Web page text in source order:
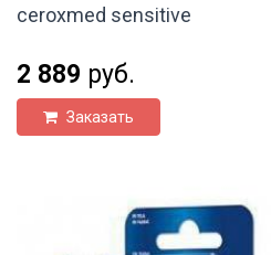
ceroxmed sensitive
2 889 руб.
Заказать